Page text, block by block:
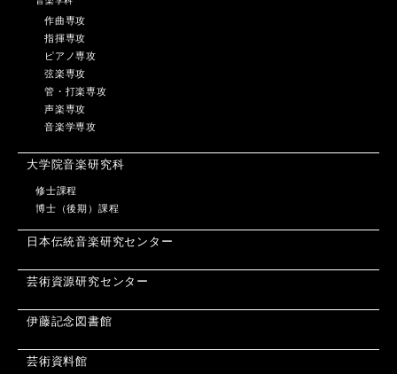
作曲専攻
指揮専攻
ピアノ専攻
弦楽専攻
管・打楽専攻
声楽専攻
音楽学専攻
大学院音楽研究科
修士課程
博士（後期）課程
日本伝統音楽研究センター
芸術資源研究センター
伊藤記念図書館
芸術資料館